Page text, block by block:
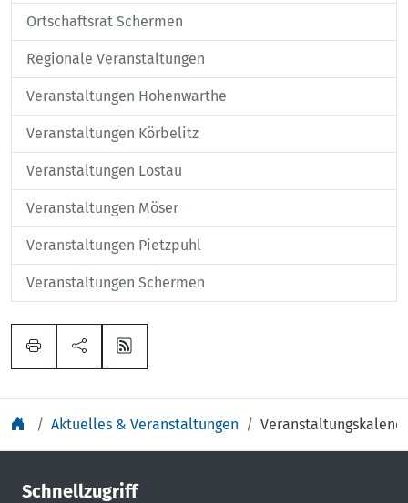
Ortschaftsrat Schermen
Regionale Veranstaltungen
Veranstaltungen Hohenwarthe
Veranstaltungen Körbelitz
Veranstaltungen Lostau
Veranstaltungen Möser
Veranstaltungen Pietzpuhl
Veranstaltungen Schermen
Aktuelles & Veranstaltungen
Schnellzugriff